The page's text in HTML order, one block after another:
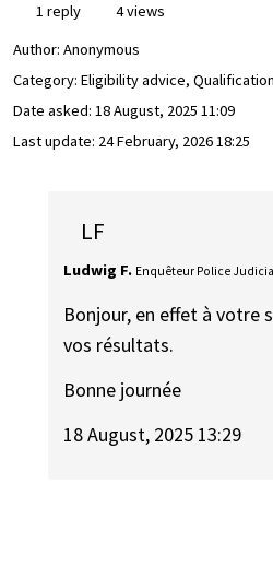
1 reply
4 views
Author: Anonymous
Category: Eligibility advice,
Date asked: 18 August, 2025 11:09
Last update: 24 February, 2026 18:25
LF
Ludwig F. Enquêteur Police
Bonjour, en effet à votre
vos résultats.
Bonne journée
18 August, 2025 13:29